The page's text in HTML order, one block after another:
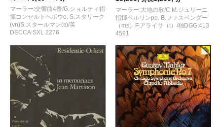
マーラー:交響曲4番/G.ショルティ指
揮コンセルトヘボウo. S.スタリーク
(vn)S.スタールマン(s)/英
DECCA:SXL 2276
マーラー:大地の歌/C.M.ジュリーニ
指揮ベルリンpo. B.ファスベンダー
（ms）F.アライサ（t）/独DGG:413
4591